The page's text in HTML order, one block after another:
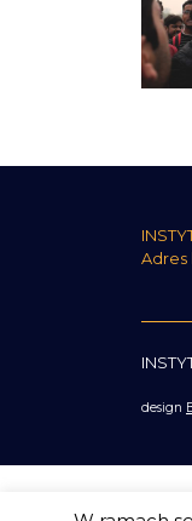
Adres
design